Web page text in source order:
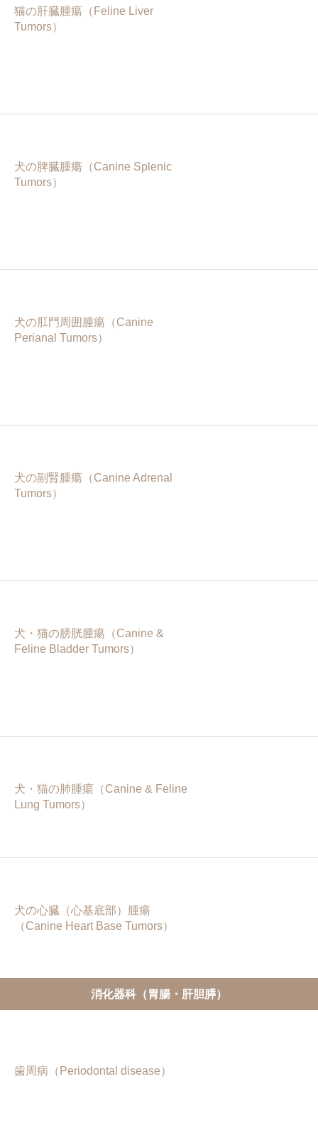
猫の肝臓腫瘍（Feline Liver
Tumors）
犬の脾臓腫瘍（Canine Splenic
Tumors）
犬の肛門周囲腫瘍（Canine
Perianal Tumors）
犬の副腎腫瘍（Canine Adrenal
Tumors）
犬・猫の膀胱腫瘍（Canine &
Feline Bladder Tumors）
犬・猫の肺腫瘍（Canine & Feline
Lung Tumors）
犬の心臓（心基底部）腫瘍
（Canine Heart Base Tumors）
消化器科（胃腸・肝胆膵）
歯周病（Periodontal disease）